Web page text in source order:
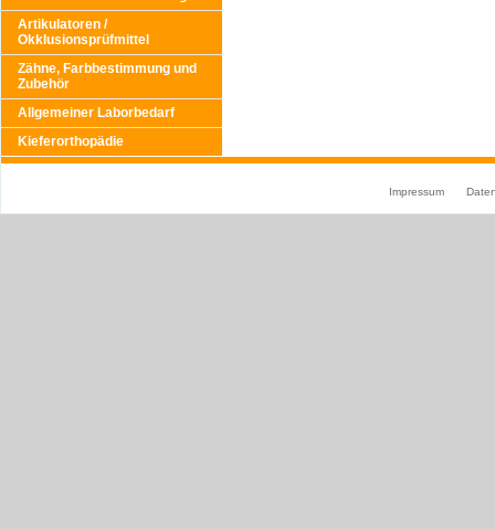
Artikulatoren /
Okklusionsprüfmittel
Zähne, Farbbestimmung und
Zubehör
Allgemeiner Laborbedarf
Kieferorthopädie
Impressum